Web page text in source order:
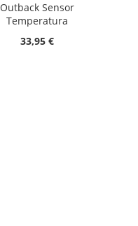
Outback Sensor
Temperatura
33,95 €